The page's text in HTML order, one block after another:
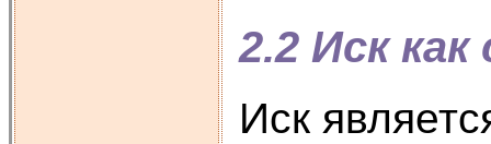
2.2 Иск
Иск